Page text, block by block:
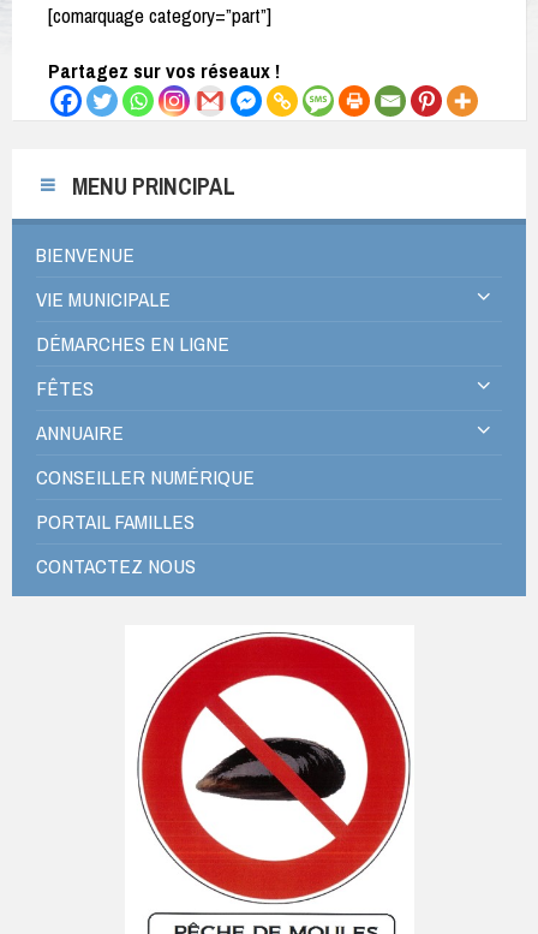
[comarquage category=”part”]
Partagez sur vos réseaux !
MENU PRINCIPAL
BIENVENUE
VIE MUNICIPALE
DÉMARCHES EN LIGNE
FÊTES
ANNUAIRE
CONSEILLER NUMÉRIQUE
PORTAIL FAMILLES
CONTACTEZ NOUS